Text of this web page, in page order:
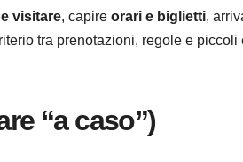
visitare, capire orari e biglietti,
tra prenotazioni, regole e piccoli
“a caso”)